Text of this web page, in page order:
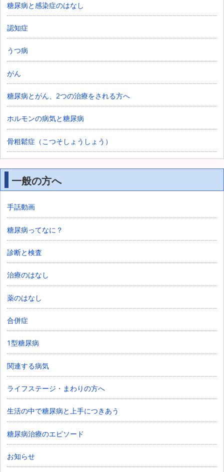
糖尿病と感染症のはなし
認知症
うつ病
がん
糖尿病とがん、2つの治療をされる方へ
ホルモンの病気と糖尿病
骨粗鬆症（こつそしょうしょう）
一般の方へ
手話動画
糖尿病ってなに？
診断と検査
治療のはなし
薬のはなし
合併症
1型糖尿病
関連する病気
ライフステージ・まわりの方へ
生活の中で糖尿病と上手につきあう
糖尿病治療のエピソード
お知らせ